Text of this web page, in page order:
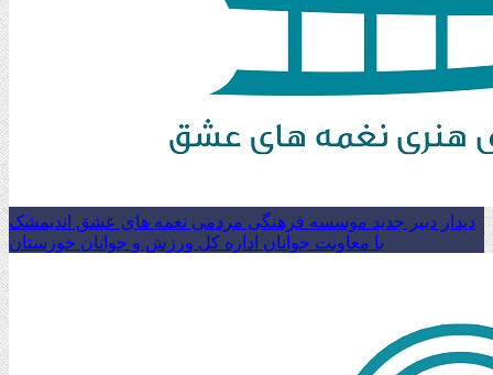
دیدار دبیر جدید موسسه فرهنگی مردمی نغمه های عشق اندیمشک
با معاونت جوانان اداره کل ورزش و جوانان خوزستان